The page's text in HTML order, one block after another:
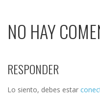
NO HAY
RESPONDER
Lo siento, debes estar